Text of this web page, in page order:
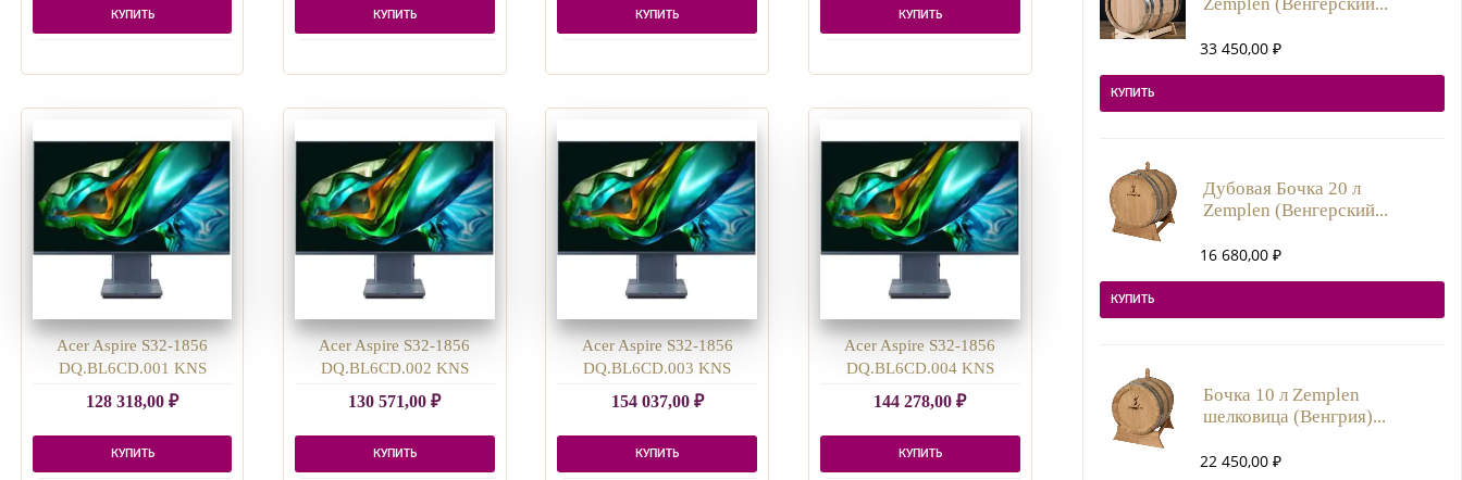
КУПИТЬ КУПИТЬ КУПИТЬ КУПИТЬ
Acer Aspire S32-1856
DQ.BL6CD.001 KNS
128 318,00₽
КУПИТЬ
Acer Aspire S32-1856
DQ.BL6CD.002 KNS
130 571,00₽
КУПИТЬ
Acer Aspire S32-1856
DQ.BL6CD.003 KNS
154 037,00 ₽
КУПИТЬ
Acer Aspire S32-1856
DQ.BL6CD.004 KNS
144 278,00₽
КУПИТЬ
33 450,00 ₽
КУПИТЬ
Дубовая Бочка 20 л
Zemplen (Венгерский...
16 680,00 ₽
КУПИТЬ
Бочка 10 л Zemplen
шелковица (Венгрия)...
22 450,00 ₽